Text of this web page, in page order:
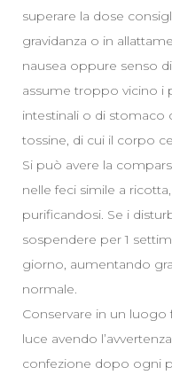
superare la dose
gravidanza o in
nausea oppure senso
assume troppo vicino i
intestinali o di stomaco
tossine, di cui il corpo
Si può avere la
nelle feci simile a
purificandosi. Se i
sospendere per 1
giorno, aumentando
normale.
Conservare in un luogo
luce avendo
confezione dopo ogni